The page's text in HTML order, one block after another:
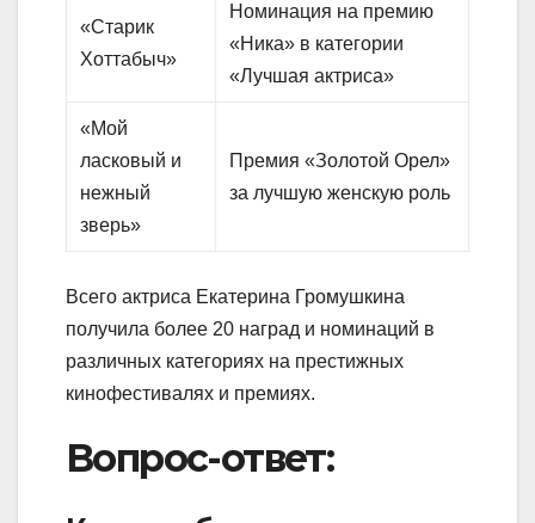
«Старик
Хоттабыч»
Номинация на премию
«Ника» в категории
«Лучшая актриса»
«Мой
ласковый и
нежный
зверь»
Премия «Золотой Орел»
за лучшую женскую роль
Всего актриса Екатерина Громушкина
получила более 20 наград и номинаций в
различных категориях на престижных
кинофестивалях и премиях.
Вопрос-ответ: